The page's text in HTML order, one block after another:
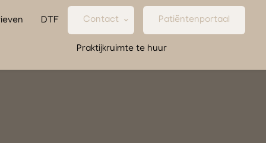
DTF Contact Patiëntenportaal
Praktijkruimte te huur